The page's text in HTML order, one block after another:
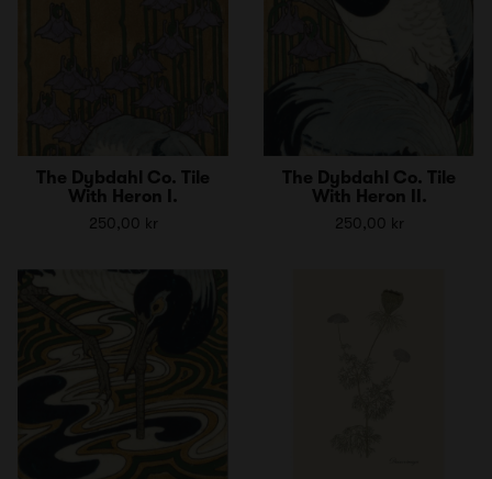
The Dybdahl Co. Tile
With Heron I.
250,00 kr
The Dybdahl Co. Tile
With Heron II.
250,00 kr